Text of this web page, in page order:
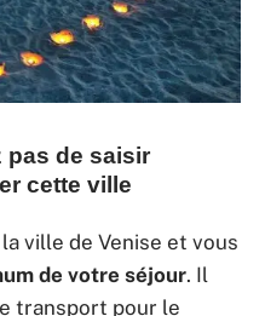
pas de saisir
cette ville
ville de Venise et vous
de votre séjour. Il
transport pour le